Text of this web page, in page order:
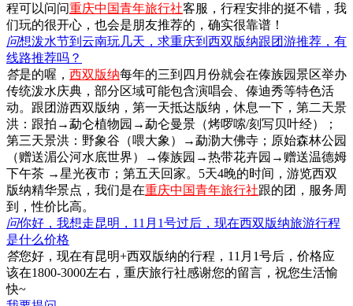
程可以问问重庆中国青年旅行社客服，行程安排的挺不错，我
们玩的很开心，也会是朋友推荐的，确实很靠谱！
问想泼水节到云南玩几天，求重庆到西双版纳跟团游推荐，有
线路推荐吗？
答是的喔， 西双版纳每年的三到四月份就会在傣族园景区举办
传统泼水庆典，部分区域可能包含演唱会、傣迪秀等特色活
动。跟团游西双版纳，第一天抵达版纳，休息一下，第二天景
洪：跟拍→勐仑植物园→勐仑曼景（烤啰嗦/刻写贝叶经）；
第三天景洪：野象谷（喂大象）→勐泐大佛寺；原始森林公园
（赠送湄公河水底世界）→傣族园→热带花卉园→赠送温德姆
下午茶 →星光夜市；第五天回家。5天4晚的时间，游览西双
版纳精华景点，我们是在重庆中国青年旅行社跟的团，服务周
到，性价比高。
问你好，我想走昆明，11月1号过后，现在西双版纳旅游行程
是什么价格
答您好，现在有昆明+西双版纳的行程，11月1号后，价格应
该在1800-3000左右，重庆旅行社感谢您的留言，祝您生活愉
快~